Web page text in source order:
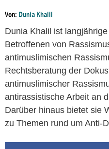
Von: Dunia Khalil
Dunia Khalil ist
Betroffenen von
antimuslimischen
Rechtsberatung der
antimuslimischer
antirassistische Arbeit an
Darüber hinaus bietet sie
zu Themen rund um Anti-